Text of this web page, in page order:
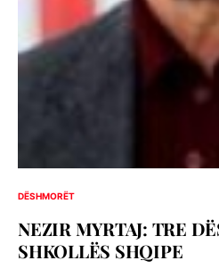
DËSHMORËT
NEZIR MYRTAJ: TRE
SHKOLLËS SHQIPE